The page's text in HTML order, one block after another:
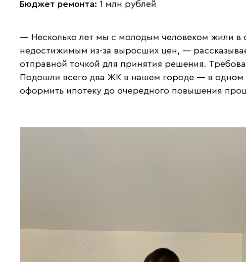
Бюджет ремонта: 1 млн рублей
— Несколько лет мы с молодым человеком жили в
недостижимым из-за выросших цен, —
отправной точкой для принятия решения.
Подошли всего два ЖК в нашем городе — в одном
оформить ипотеку до очередного повышения